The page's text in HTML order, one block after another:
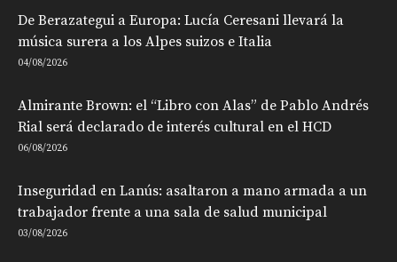
De Berazategui a Europa: Lucía Ceresani llevará la
música surera a los Alpes suizos e Italia
04/08/2026
Almirante Brown: el “Libro con Alas” de Pablo Andrés
Rial será declarado de interés cultural en el HCD
06/08/2026
Inseguridad en Lanús: asaltaron a mano armada a un
trabajador frente a una sala de salud municipal
03/08/2026